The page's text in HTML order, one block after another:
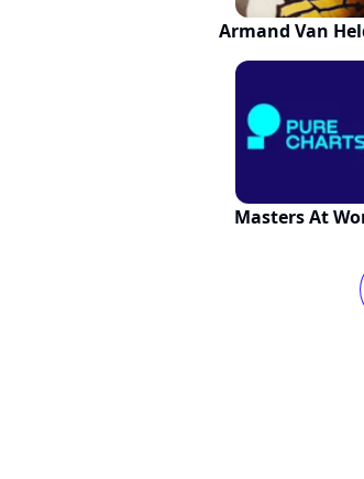
Armand Van
Masters At